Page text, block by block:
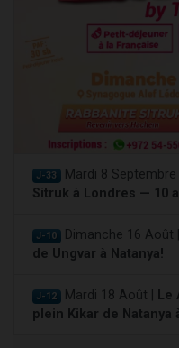
J-33 Mardi 8 Septembre |
Sitruk à Londres — 10
J-10 Dimanche 16 Août |
de Ungvar à Natanya!
J-12 Mardi 18 Août |
Le
plein Kikar de Natanya